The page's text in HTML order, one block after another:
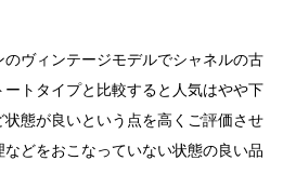
ヴィンテージモデルでシャネルの古
トタイプと比較すると人気はやや下
態が良いという点を高くご評価させ
どをおこなっていない状態の良い品